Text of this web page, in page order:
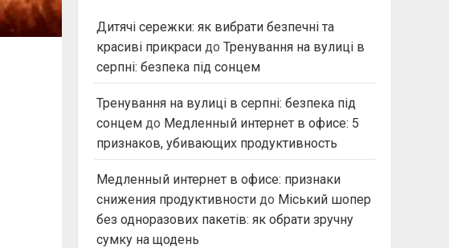
Дитячі сережки: як вибрати безпечні та
красиві прикрасидо Тренування на вулиці в
серпні: безпека під сонцем
Тренування на вулиці в серпні: безпека під
сонцемдо Медленный интернет в офисе: 5
признаков, убивающих продуктивность
Медленный интернет в офисе: признаки
снижения продуктивностидо Міський шопер
без одноразових пакетів: як обрати зручну
сумку на щодень